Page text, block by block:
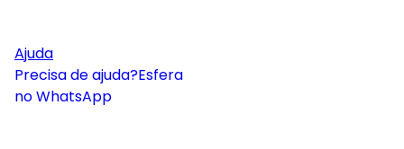
Ajuda
Precisa de ajuda?Esfera
no WhatsApp